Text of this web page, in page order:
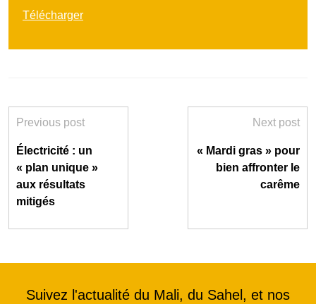
Télécharger
Previous post
Électricité : un
« plan unique »
aux résultats
mitigés
Next post
« Mardi gras » pour
bien affronter le
carême
Suivez l'actualité du Mali, du Sahel, et nos